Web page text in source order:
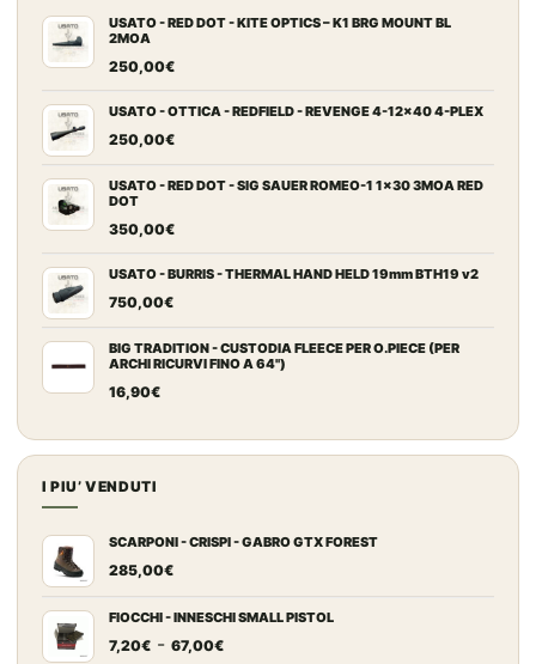
USATO - RED DOT - KITE OPTICS – K1 BRG MOUNT BL
2MOA
250,00€
USATO - OTTICA - REDFIELD - REVENGE 4-12x40 4-PLEX
250,00€
USATO - RED DOT - SIG SAUER ROMEO-1 1x30 3MOA RED
DOT
350,00€
USATO - BURRIS - THERMAL HAND HELD 19mm BTH19 v2
750,00€
BIG TRADITION - CUSTODIA FLEECE PER O.PIECE (PER
ARCHI RICURVI FINO A 64")
16,90€
I PIU’ VENDUTI
SCARPONI - CRISPI - GABRO GTX FOREST
285,00€
FIOCCHI - INNESCHI SMALL PISTOL
7,20€ - 67,00€Fascia